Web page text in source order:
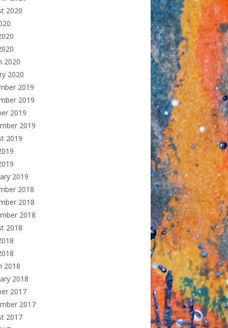
2020
2020
2020
2019
2019
2019
2019
2019
2019
2018
2018
2018
2018
2018
2018
2017
2017
2017